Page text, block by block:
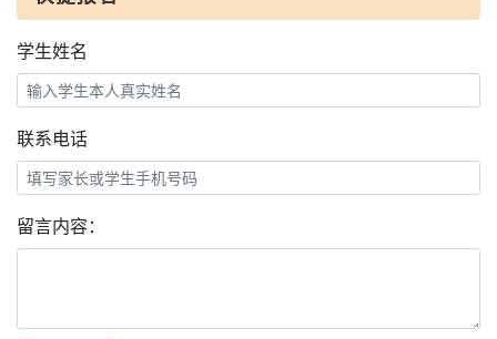
学生姓名
联系电话
留言内容：